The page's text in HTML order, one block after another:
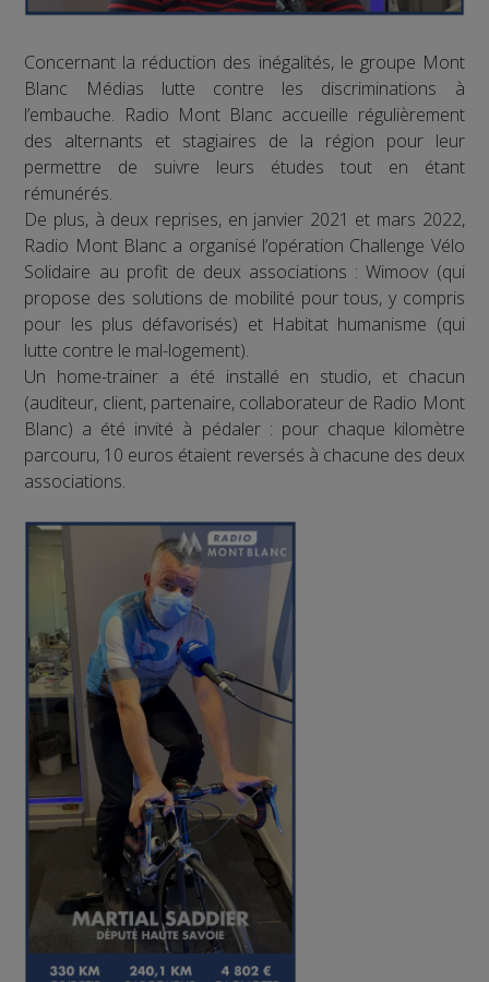
Concernant la réduction des inégalités, le groupe Mont
Blanc Médias lutte contre les discriminations à
l’embauche. Radio Mont Blanc accueille régulièrement
des alternants et stagiaires de la région pour leur
permettre de suivre leurs études tout en étant
rémunérés.
De plus, à deux reprises, en janvier 2021 et mars 2022,
Radio Mont Blanc a organisé l’opération Challenge Vélo
Solidaire au profit de deux associations : Wimoov (qui
propose des solutions de mobilité pour tous, y compris
pour les plus défavorisés) et Habitat humanisme (qui
lutte contre le mal-logement).
Un home-trainer a été installé en studio, et chacun
(auditeur, client, partenaire, collaborateur de Radio Mont
Blanc) a été invité à pédaler : pour chaque kilomètre
parcouru, 10 euros étaient reversés à chacune des deux
associations.